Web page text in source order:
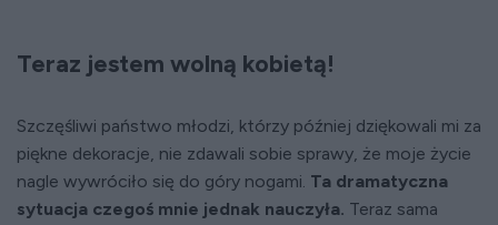
Teraz jestem wolną kobietą!
Szczęśliwi państwo młodzi, którzy później dziękowali mi za
piękne dekoracje, nie zdawali sobie sprawy, że moje życie
nagle wywróciło się do góry nogami. Ta dramatyczna
sytuacja czegoś mnie jednak nauczyła. Teraz sama